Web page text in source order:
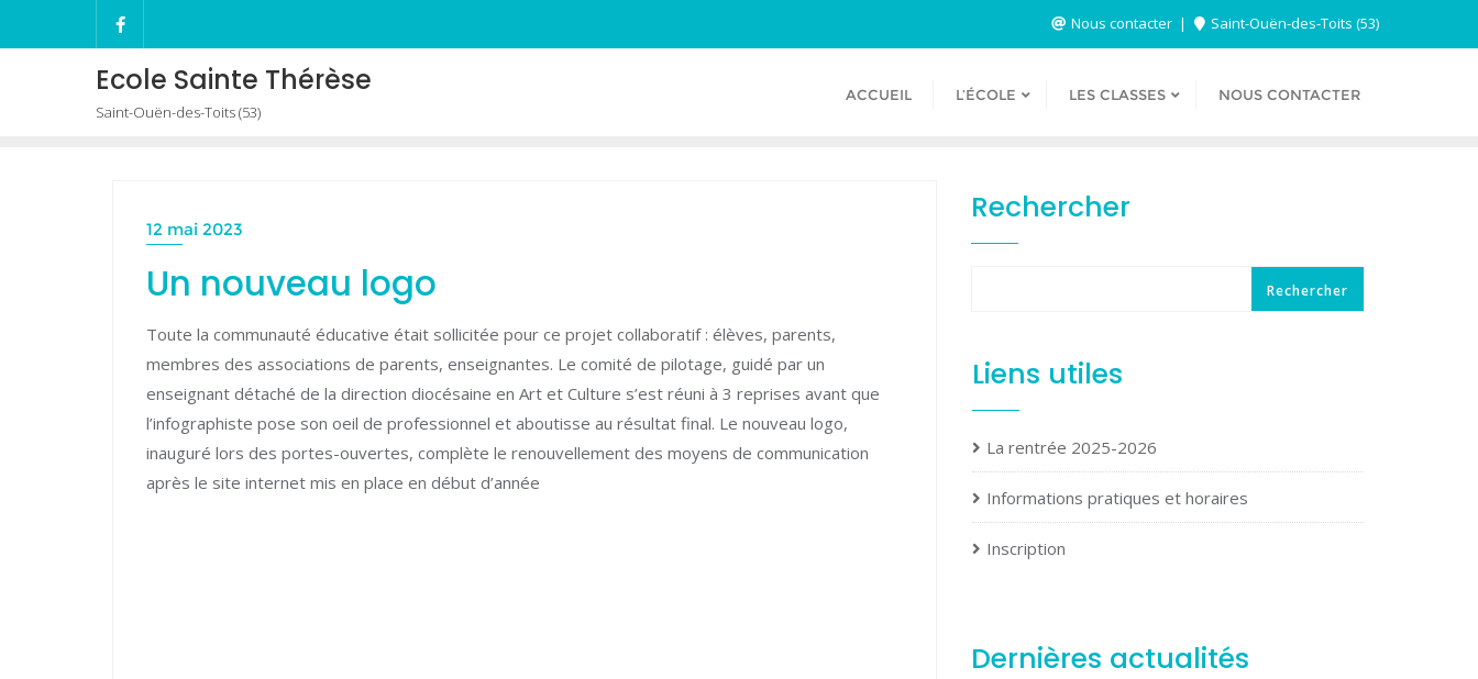
to
Nous contacter Saint-Ouën-des-Toits (53)
Ecole Sainte Thérèse
Saint-Ouën-des-Toits (53)
ACCUEIL L’ÉCOLE LES CLASSES NOUS CONTACTER
12 mai 2023
Un nouveau logo
Toute la communauté éducative était sollicitée pour ce projet collaboratif : élèves, parents,
membres des associations de parents, enseignantes. Le comité de pilotage, guidé par un
enseignant détaché de la direction diocésaine en Art et Culture s’est réuni à 3 reprises avant que
l’infographiste pose son oeil de professionnel et aboutisse au résultat final. Le nouveau logo,
inauguré lors des portes-ouvertes, complète le renouvellement des moyens de communication
après le site internet mis en place en début d’année
Rechercher
Rechercher
Liens utiles
La rentrée 2025-2026
Informations pratiques et horaires
Inscription
Dernières actualités